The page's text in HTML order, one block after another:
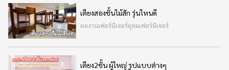
เตียงสองชั้นไม้สัก รุ่นไหนดี
ผลงานเฟอร์นิเจอร์อุดมเฟอร์นิเจอร์
เตียง2ชั้น ผู้ใหญ่ รูปแบบต่างๆ